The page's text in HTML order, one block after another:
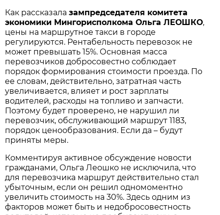
Как рассказалазампредседателя комитета
экономики Мингорисполкома Ольга ЛЕОШКО,
цены на маршрутное такси в городе
регулируются. Рентабельность перевозок не
может превышать 15%. Основная масса
перевозчиков добросовестно соблюдает
порядок формирования стоимости проезда. По
ее словам, действительно, затратная часть
увеличивается, влияет и рост зарплаты
водителей, расходы на топливо и запчасти.
Поэтому будет проверено, не нарушил ли
перевозчик, обслуживающий маршрут 1183,
порядок ценообразования. Если да – будут
приняты меры.
Комментируя активное обсуждение новости
гражданами, Ольга Леошко не исключила, что
для перевозчика маршрут действительно стал
убыточным, если он решил одномоментно
увеличить стоимость на 30%. Здесь одним из
факторов может быть и недобросовестность